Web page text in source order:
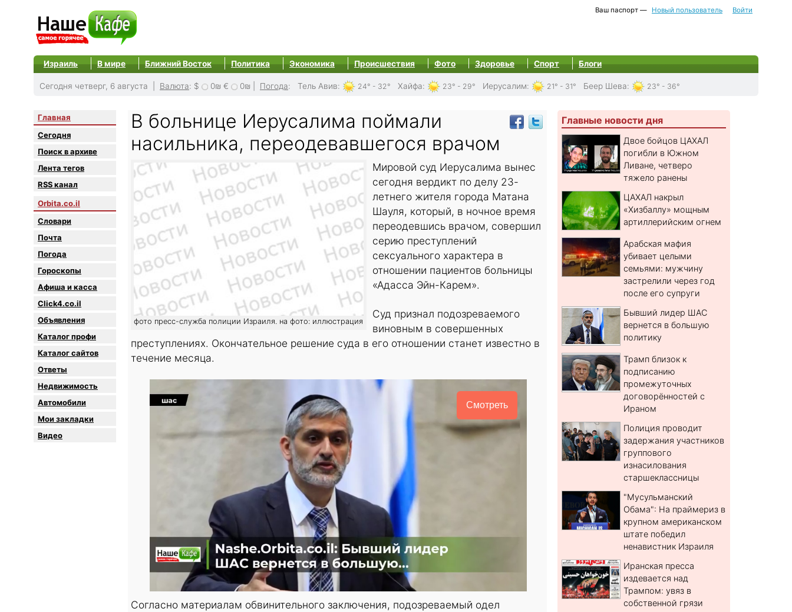
Ваш паспорт — Новый пользователь Войти
Израиль В мире Ближний Восток Политика Экономика Происшествия Фото Здоровье Спорт Блоги
Сегодня четверг, 6 августа | Валюта: $ 0₪ € 0₪ Погода: Тель Авив: 24° - 32° Хайфа: 23° - 29° Иерусалим: 21° - 31° Беер Шева: 23° - 36°
Главная
Сегодня
Поиск в архиве
Лента тегов
RSS канал
Orbita.co.il
Словари
Почта
Погода
Гороскопы
Афиша и касса
Click4.co.il
Объявления
Каталог профи
Каталог сайтов
Oтветы
Недвижимость
Автомобили
Мои закладки
Видео
В больнице Иерусалима поймали
насильника, переодевавшегося врачом
фото пресс-служба полиции Израиля. на фото: иллюстрация
Мировой суд Иерусалима вынес
сегодня вердикт по делу 23-
летнего жителя города Матана
Шауля, который, в ночное время
переодевшись врачом, совершил
серию преступлений
сексуального характера в
отношении пациентов больницы
«Адасса Эйн-Карем».
Суд признал подозреваемого
виновным в совершенных
преступлениях. Окончательное решение суда в его отношении станет известно в
течение месяца.
Смотреть
Согласно материалам обвинительного заключения, подозреваемый одел
Главные новости дня
Двое бойцов ЦАХАЛ
погибли в Южном
Ливане, четверо
тяжело ранены
ЦАХАЛ накрыл
«Хизбаллу» мощным
артиллерийским огнем
Арабская мафия
убивает целыми
семьями: мужчину
застрелили через год
после его супруги
Бывший лидер ШАС
вернется в большую
политику
Трамп близок к
подписанию
промежуточных
договорённостей с
Ираном
Полиция проводит
задержания участников
группового
изнасилования
старшеклассницы
"Мусульманский
Обама": На праймериз в
крупном американском
штате победил
ненавистник Израиля
Иранская пресса
издевается над
Трампом: увяз в
собственной грязи